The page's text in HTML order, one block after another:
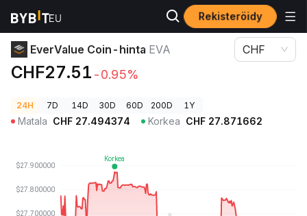
Rekisteröidy
Kryptohinnat EverValue Coin-hinta EVA
EverValue Coin-hinta EVA
CHF27.51 -0.95%
CHF
24H 7D 14D 30D 60D 200D 1Y
Matala CHF 27.494374 Korkea CHF 27.871662